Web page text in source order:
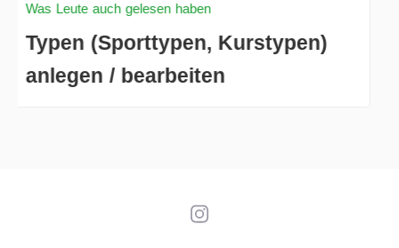
Was Leute auch gelesen haben
Typen (Sporttypen, Kurstypen)
anlegen / bearbeiten